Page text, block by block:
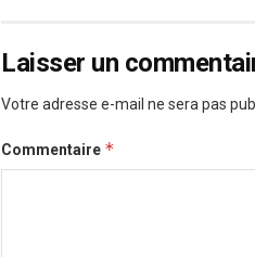
Laisser un
Votre adresse e-mail ne sera pas
Commentaire *